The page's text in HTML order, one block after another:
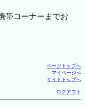
帯コーナーまでお
ページトップへ
マイページへ
サイトトップへ
ログアウト